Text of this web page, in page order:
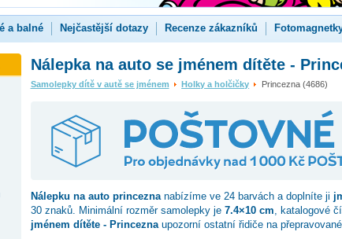
a balné Nejčastější dotazy Recenze zákazníků
Nálepka na auto se jménem dítěte -
Samolepky dítě v autě se jménem Holky a holčičky Princezna (4686)
Nálepku na auto princeznanabízíme ve 24 barvách a doplníte ji
30 znaků. Minimální rozměr samolepky je 7.4×10 cm, katalogové
jménem dítěte - Princeznaupozorní ostatní řidiče na přepravované